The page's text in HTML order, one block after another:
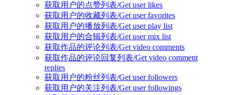
获取用户的点赞列表/Get user likes
获取用户的收藏列表/Get user favorites
获取用户的播放列表/Get user play list
获取用户的合辑列表/Get user mix list
获取作品的评论列表/Get video comments
获取作品的评论回复列表/Get video comment
replies
获取用户的粉丝列表/Get user followers
获取用户的关注列表/Get user followings